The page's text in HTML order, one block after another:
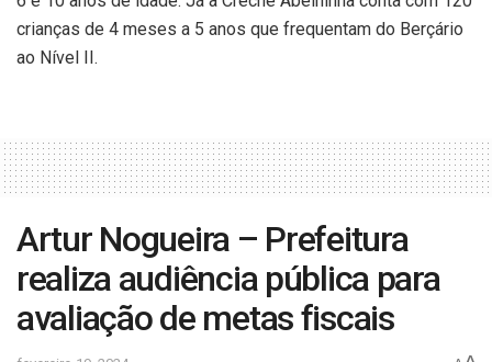
crianças de 4 meses a 5 anos que frequentam do Berçário
ao Nível II.
Artur Nogueira – Prefeitura
realiza audiência pública para
avaliação de metas fiscais